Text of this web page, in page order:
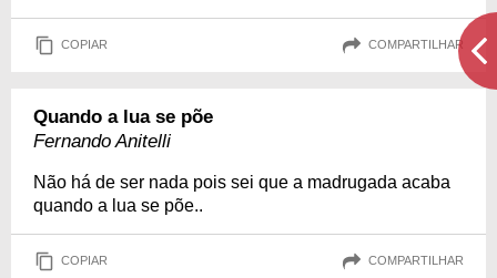
COPIAR COMPARTILHAR
Quando a lua se põe
Fernando Anitelli
Não há de ser nada pois sei que a madrugada acaba
quando a lua se põe..
COPIAR COMPARTILHAR